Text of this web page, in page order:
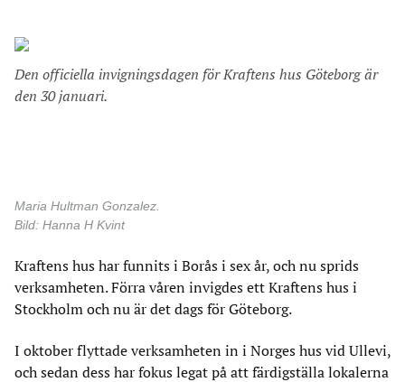
Den officiella invigningsdagen för Kraftens hus Göteborg är
den 30 januari.
Maria Hultman Gonzalez.
Bild: Hanna H Kvint
Kraftens hus har funnits i Borås i sex år, och nu sprids
verksamheten. Förra våren invigdes ett Kraftens hus i
Stockholm och nu är det dags för Göteborg.
I oktober flyttade verksamheten in i Norges hus vid Ullevi,
och sedan dess har fokus legat på att färdigställa lokalerna